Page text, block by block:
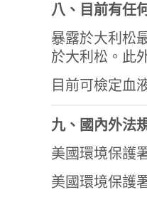
八、目前有任
暴露於大利松
於大利松。此
目前可檢定血
九、國內外法
美國環境保護
美國環境保護